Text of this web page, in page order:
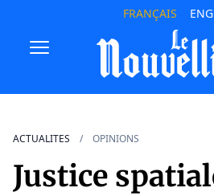
FRANÇAIS
ACTUALITES OPINIONS
Justice